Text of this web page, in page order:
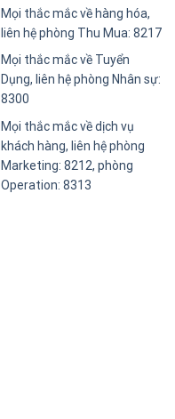
Mọi thắc mắc về hàng hóa,
liên hệ phòng Thu Mua: 8217
Mọi thắc mắc về Tuyển
Dụng, liên hệ phòng Nhân sự:
8300
Mọi thắc mắc về dịch vụ
khách hàng, liên hệ phòng
Marketing: 8212, phòng
Operation: 8313